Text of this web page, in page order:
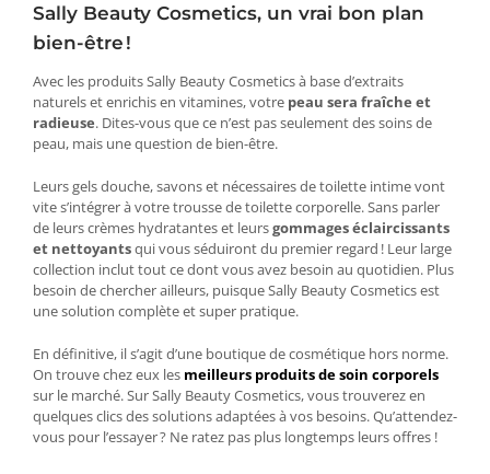
Sally Beauty Cosmetics, un vrai bon plan
bien-être !
Avec les produits Sally Beauty Cosmetics à base d’extraits
naturels et enrichis en vitamines, votre peau sera fraîche et
radieuse. Dites-vous que ce n’est pas seulement des soins de
peau, mais une question de bien-être.
Leurs gels douche, savons et nécessaires de toilette intime vont
vite s’intégrer à votre trousse de toilette corporelle. Sans parler
de leurs crèmes hydratantes et leursgommages éclaircissants
et nettoyantsqui vous séduiront du premier regard ! Leur large
collection inclut tout ce dont vous avez besoin au quotidien. Plus
besoin de chercher ailleurs, puisque Sally Beauty Cosmetics est
une solution complète et super pratique.
En définitive, il s’agit d’une boutique de cosmétique hors norme.
On trouve chez eux les meilleurs produits de soin corporels
sur le marché. Sur Sally Beauty Cosmetics, vous trouverez en
quelques clics des solutions adaptées à vos besoins. Qu’attendez-
vous pour l’essayer ? Ne ratez pas plus longtemps leurs offres !